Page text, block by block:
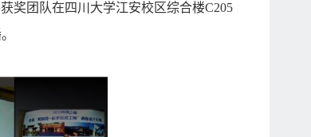
奖团队在四川大学江安校区综合楼C205